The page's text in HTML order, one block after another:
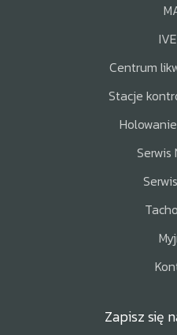
Centrum
Stacje
Serwis
Zapisz się